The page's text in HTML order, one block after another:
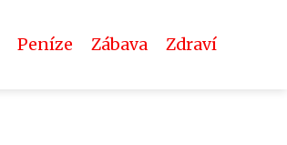
Peníze Zábava Zdraví